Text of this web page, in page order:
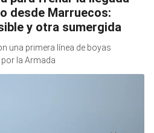
desde Marruecos:
y otra sumergida
una primera línea de boyas
la Armada